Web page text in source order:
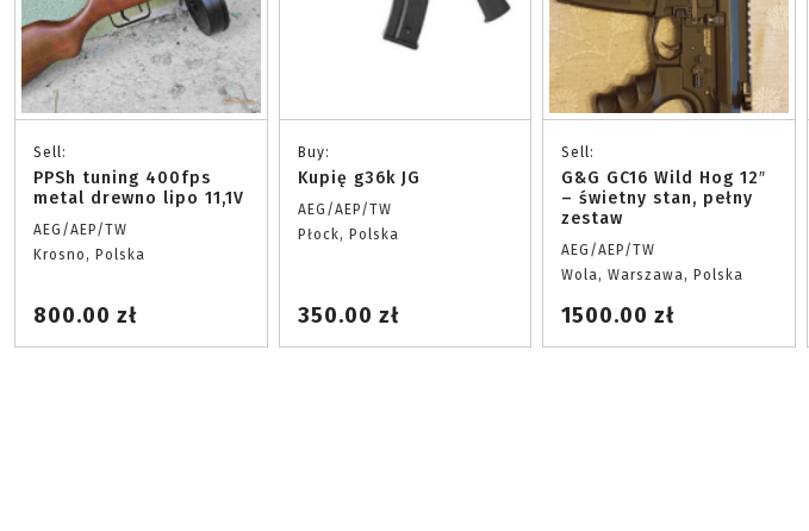
Sell:
PPSh tuning 400fps
metal drewno lipo 11,1V
AEG/AEP/TW
Krosno, Polska
800.00 zł
Buy:
Kupię g36k JG
AEG/AEP/TW
Płock, Polska
350.00 zł
Sell:
G&G GC16 Wild Hog 12″
– świetny stan, pełny
zestaw
AEG/AEP/TW
Wola, Warszawa, Polska
1500.00 zł